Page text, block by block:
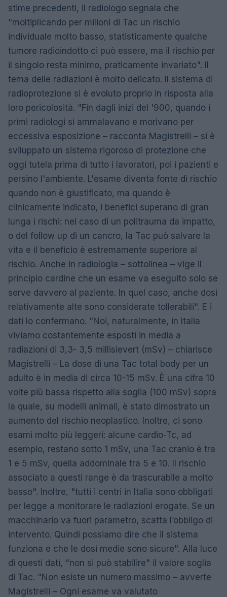
stime precedenti, il radiologo segnala che
"moltiplicando per milioni di Tac un rischio
individuale molto basso, statisticamente qualche
tumore radioindotto ci può essere, ma il rischio per
il singolo resta minimo, praticamente invariato". Il
tema delle radiazioni è molto delicato. Il sistema di
radioprotezione si è evoluto proprio in risposta alla
loro pericolosità. "Fin dagli inizi del '900, quando i
primi radiologi si ammalavano e morivano per
eccessiva esposizione – racconta Magistrelli – si è
sviluppato un sistema rigoroso di protezione che
oggi tutela prima di tutto i lavoratori, poi i pazienti e
persino l'ambiente. L'esame diventa fonte di rischio
quando non è giustificato, ma quando è
clinicamente indicato, i benefici superano di gran
lunga i rischi: nel caso di un politrauma da impatto,
o del follow up di un cancro, la Tac può salvare la
vita e il beneficio è estremamente superiore al
rischio. Anche in radiologia – sottolinea – vige il
principio cardine che un esame va eseguito solo se
serve davvero al paziente. In quel caso, anche dosi
relativamente alte sono considerate tollerabili". E i
dati lo confermano. "Noi, naturalmente, in Italia
viviamo costantemente esposti in media a
radiazioni di 3,3- 3,5 millisievert (mSv) – chiarisce
Magistrelli – La dose di una Tac total body per un
adulto è in media di circa 10-15 mSv. È una cifra 10
volte più bassa rispetto alla soglia (100 mSv) sopra
la quale, su modelli animali, è stato dimostrato un
aumento del rischio neoplastico. Inoltre, ci sono
esami molto più leggeri: alcune cardio-Tc, ad
esempio, restano sotto 1 mSv, una Tac cranio è tra
1 e 5 mSv, quella addominale tra 5 e 10. Il rischio
associato a questi range è da trascurabile a molto
basso". Inoltre, "tutti i centri in Italia sono obbligati
per legge a monitorare le radiazioni erogate. Se un
macchinario va fuori parametro, scatta l’obbligo di
intervento. Quindi possiamo dire che il sistema
funziona e che le dosi medie sono sicure". Alla luce
di questi dati, "non si può stabilire" il valore soglia
di Tac. "Non esiste un numero massimo – avverte
Magistrelli – Ogni esame va valutato